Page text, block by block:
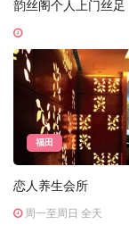
韵丝阁个人上门丝足
福田
恋人养生会所
周一至周日 全天